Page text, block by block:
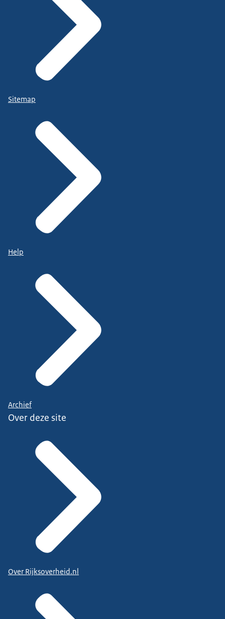
Sitemap
Help
Archief
Over deze site
Over Rijksoverheid.nl